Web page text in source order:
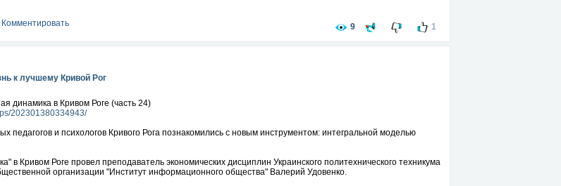
Комментировать 9 1
к лучшему Кривой Рог
динамика в Кривом Роге (часть 24)
202301380334943/
педагогов и психологов Кривого Рога познакомились с новым инструментом: интегральной моделью
в Кривом Роге провел преподаватель экономических дисциплин Украинского политехнического техникума
организации "Институт информационного общества" Валерий Удовенко.